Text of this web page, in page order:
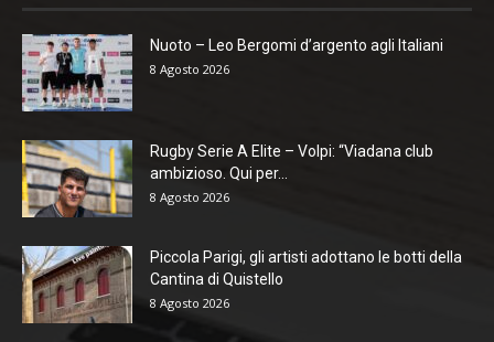
Nuoto – Leo Bergomi d’argento agli Italiani
8 Agosto 2026
Rugby Serie A Elite – Volpi: “Viadana club
ambizioso. Qui per...
8 Agosto 2026
Piccola Parigi, gli artisti adottano le botti della
Cantina di Quistello
8 Agosto 2026